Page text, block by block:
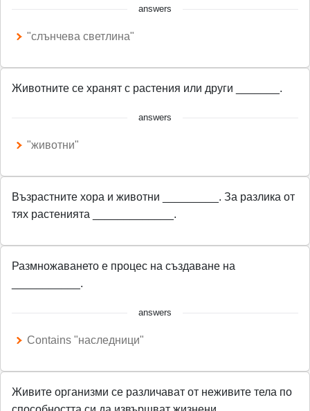
n
answers
"слънчева светлина"
Животните се хранят с растения или други _______.
answers
"животни"
Възрастните хора и животни _________. За разлика от
тях растенията _____________.
Размножаването е процес на създаване на
___________.
answers
Contains "наследници"
Живите организми се различават от неживите тела по